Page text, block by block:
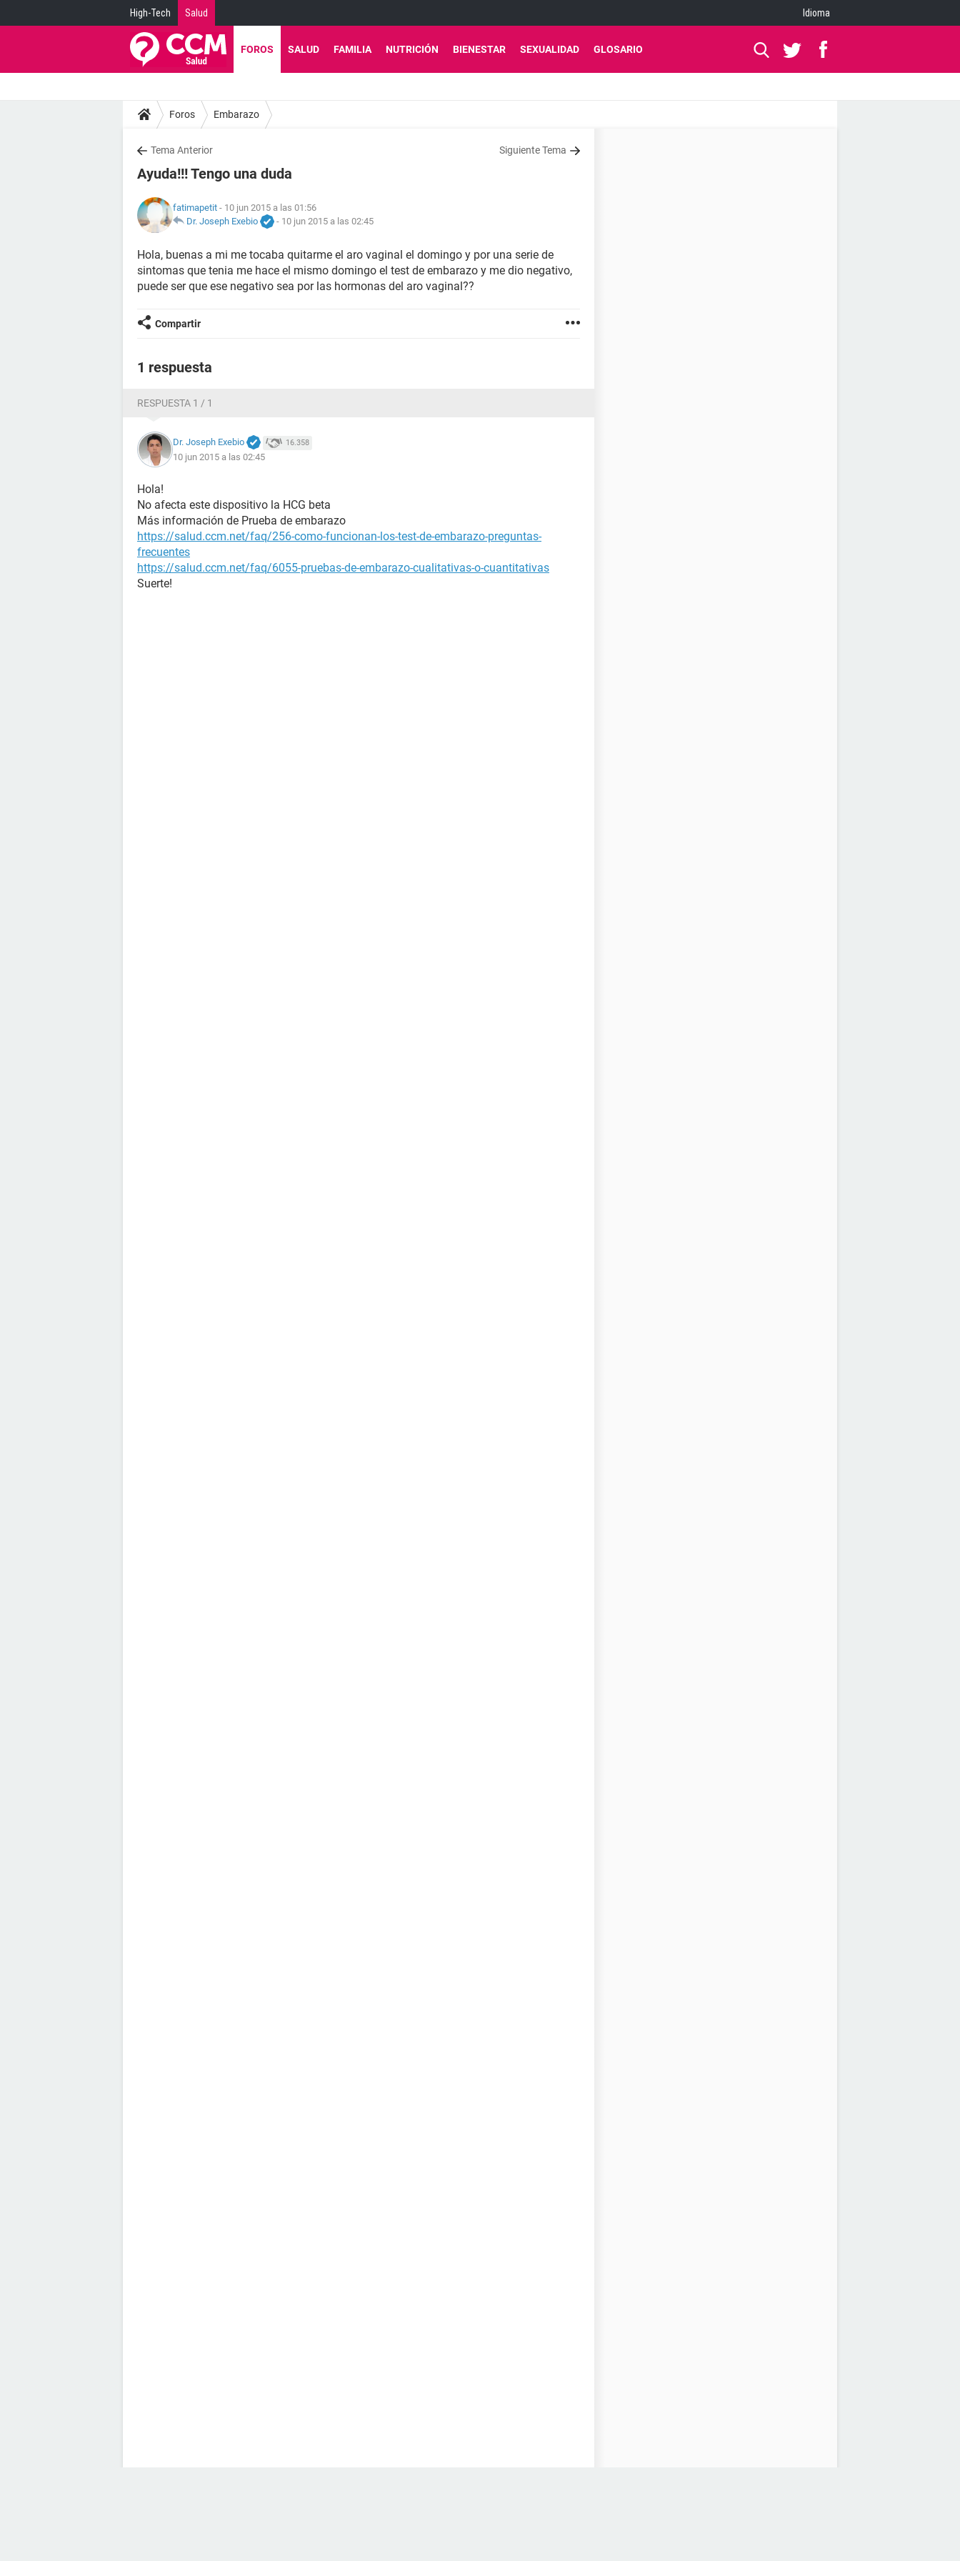
High-Tech Salud Idioma
FOROS SALUD FAMILIA NUTRICIÓN BIENESTAR SEXUALIDAD GLOSARIO
Foros Embarazo
Tema Anterior Siguiente Tema
Ayuda!!! Tengo una duda
fatimapetit - 10 jun 2015 a las 01:56
Dr. Joseph Exebio
- 10 jun 2015 a las 02:45
Hola, buenas a mi me tocaba quitarme el aro vaginal el domingo y por una serie de
sintomas que tenia me hace el mismo domingo el test de embarazo y me dio negativo,
puede ser que ese negativo sea por las hormonas del aro vaginal??
Compartir
1 respuesta
RESPUESTA 1 / 1
Dr. Joseph Exebio 16.358
10 jun 2015 a las 02:45
Hola!
No afecta este dispositivo la HCG beta
Más información de Prueba de embarazo
https://salud.ccm.net/faq/256-como-funcionan-los-test-de-embarazo-preguntas-
frecuentes
https://salud.ccm.net/faq/6055-pruebas-de-embarazo-cualitativas-o-cuantitativas
Suerte!